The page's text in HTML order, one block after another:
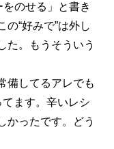
をのせる」と書き
“好みで”は外し
た。もうそういう
備してるアレでも
ます。辛いレシ
かったです。どう